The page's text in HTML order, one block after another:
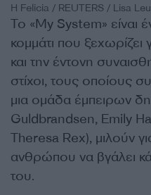
Η Felicia / REUTERS / Lisa
Το «My System»
κομμάτι που
και την έντονη
στίχοι, τους οποίους
μια ομάδα έμπειρων
Guldbrandsen, Emily
Theresa Rex), μιλούν
ανθρώπου να βγάλει
του.